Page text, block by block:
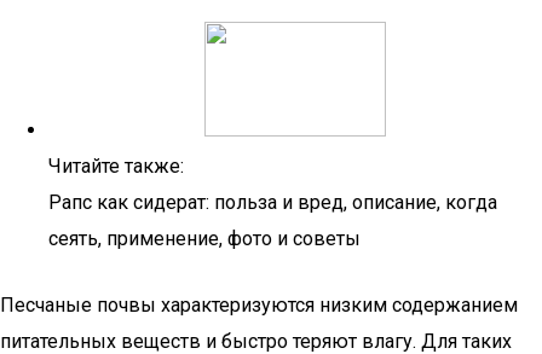
Читайте также:
Рапс как сидерат: польза и вред, описание, когда
сеять, применение, фото и советы
Песчаные почвы характеризуются низким содержанием
питательных веществ и быстро теряют влагу. Для таких